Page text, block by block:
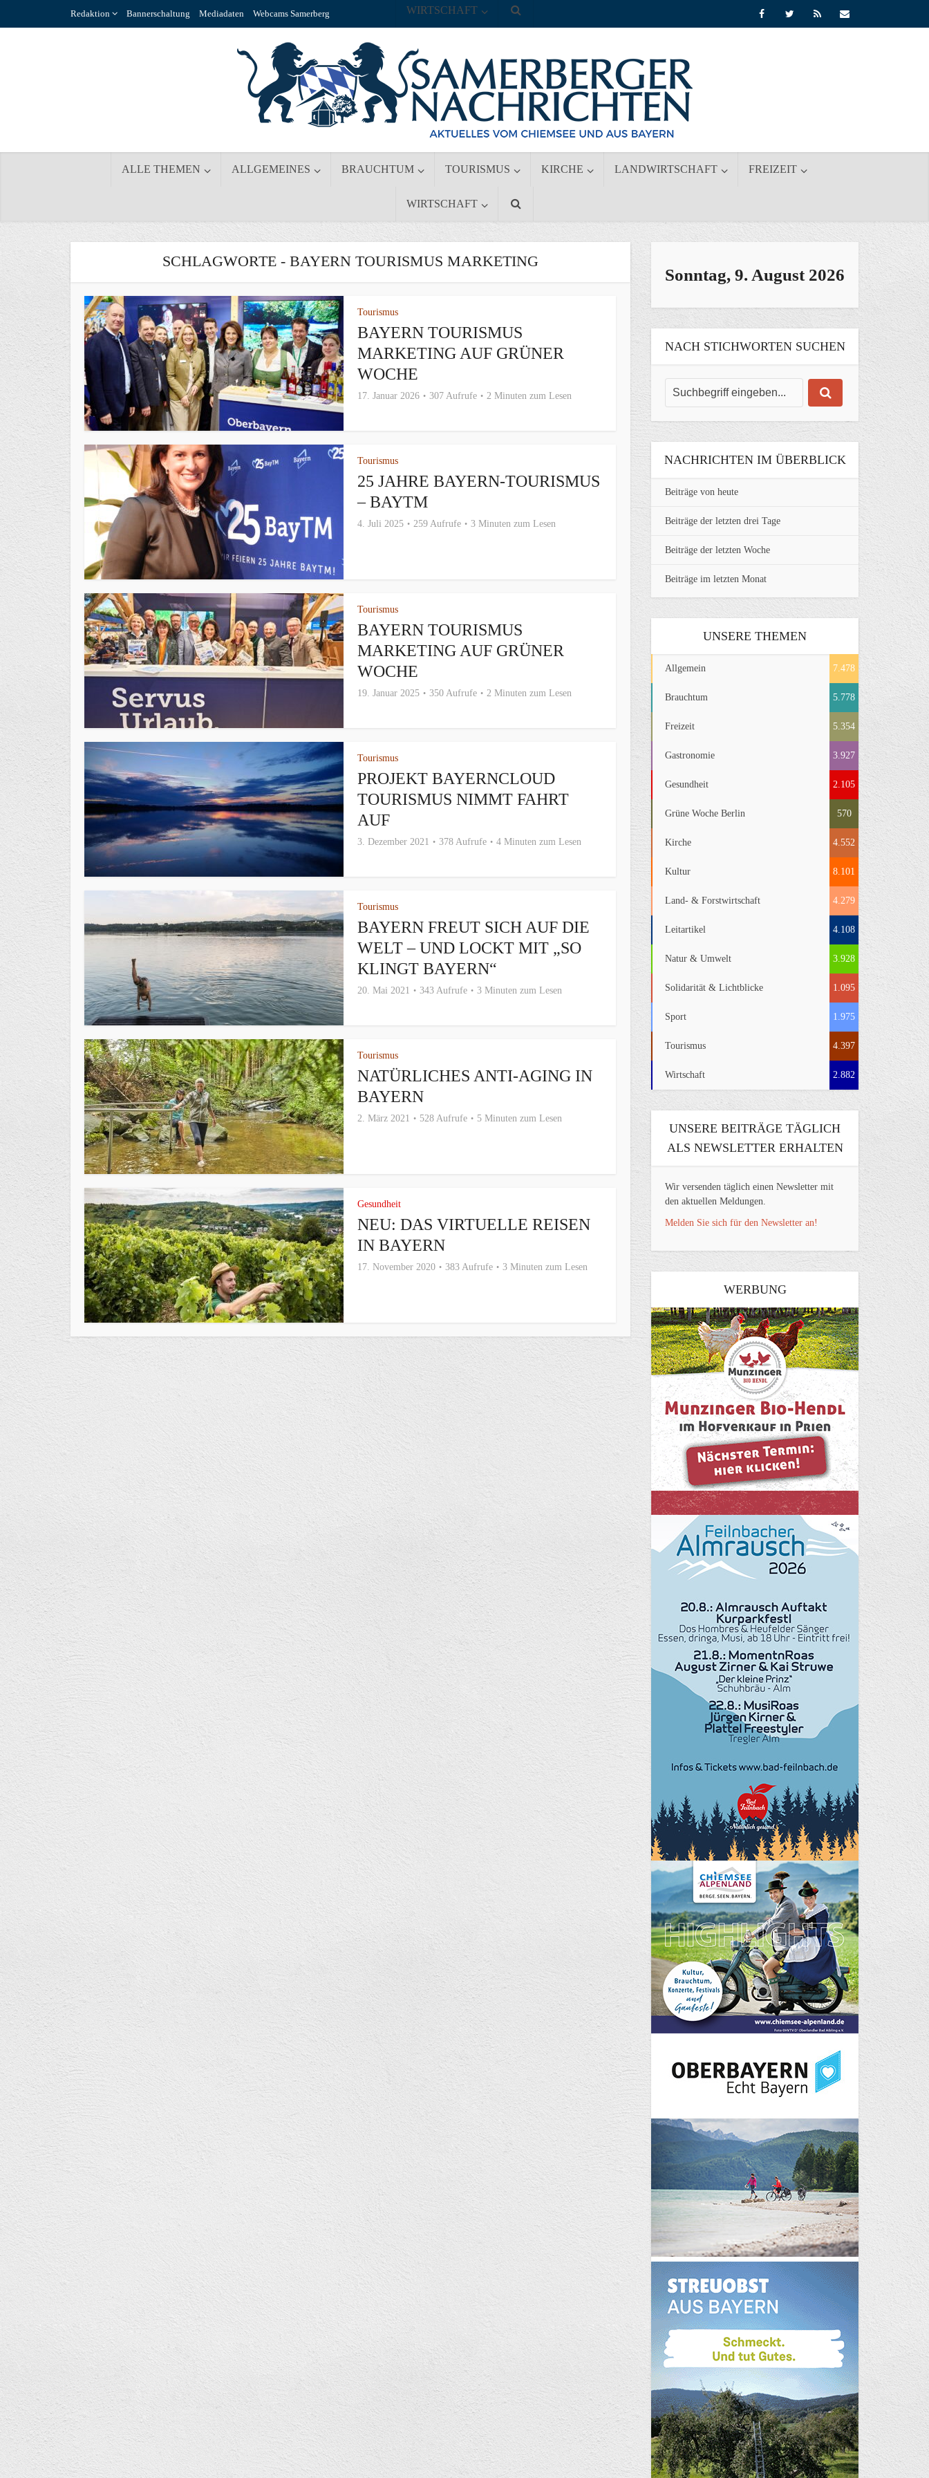
Redaktion Bannerschaltung Mediadaten Webcams Samerberg
ALLE THEMEN ALLGEMEINES BRAUCHTUM TOURISMUS KIRCHE LANDWIRTSCHAFT FREIZEIT
WIRTSCHAFT
WIRTSCHAFT
SCHLAGWORTE - BAYERN TOURISMUS MARKETING
Tourismus
BAYERN TOURISMUS
MARKETING AUF GRÜNER
WOCHE
17. Januar 2026 307 Aufrufe 2 Minuten zum Lesen
Tourismus
25 JAHRE BAYERN-TOURISMUS
– BAYTM
4. Juli 2025 259 Aufrufe 3 Minuten zum Lesen
Tourismus
BAYERN TOURISMUS
MARKETING AUF GRÜNER
WOCHE
19. Januar 2025 350 Aufrufe 2 Minuten zum Lesen
Tourismus
PROJEKT BAYERNCLOUD
TOURISMUS NIMMT FAHRT
AUF
3. Dezember 2021 378 Aufrufe 4 Minuten zum Lesen
Tourismus
BAYERN FREUT SICH AUF DIE
WELT – UND LOCKT MIT „SO
KLINGT BAYERN“
20. Mai 2021 343 Aufrufe 3 Minuten zum Lesen
Tourismus
NATÜRLICHES ANTI-AGING IN
BAYERN
2. März 2021 528 Aufrufe 5 Minuten zum Lesen
Gesundheit
NEU: DAS VIRTUELLE REISEN
IN BAYERN
17. November 2020 383 Aufrufe 3 Minuten zum Lesen
Sonntag, 9. August 2026
NACH STICHWORTEN SUCHEN
NACHRICHTEN IM ÜBERBLICK
Beiträge von heute
Beiträge der letzten drei Tage
Beiträge der letzten Woche
Beiträge im letzten Monat
UNSERE THEMEN
Allgemein 7.478
Brauchtum 5.778
Freizeit 5.354
Gastronomie 3.927
Gesundheit 2.105
Grüne Woche Berlin 570
Kirche 4.552
Kultur 8.101
Land- & Forstwirtschaft 4.279
Leitartikel 4.108
Natur & Umwelt 3.928
Solidarität & Lichtblicke 1.095
Sport 1.975
Tourismus 4.397
Wirtschaft 2.882
UNSERE BEITRÄGE TÄGLICH
ALS NEWSLETTER ERHALTEN
Wir versenden täglich einen Newsletter mit
den aktuellen Meldungen.
Melden Sie sich für den Newsletter an!
WERBUNG